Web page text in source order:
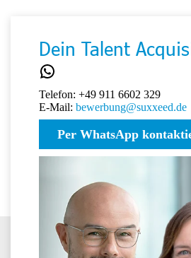
Dein Talent
Telefon: +49 911 6602 329
E-Mail: bewerbung@suxxeed.de
Per WhatsApp